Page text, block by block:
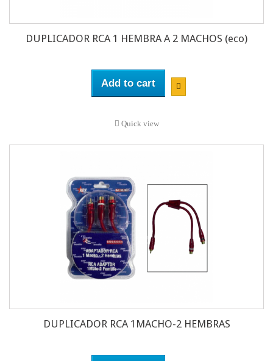
DUPLICADOR RCA 1 HEMBRA A 2 MACHOS (eco)
Add to cart
Quick view
DUPLICADOR RCA 1MACHO-2 HEMBRAS